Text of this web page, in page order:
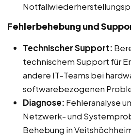
Fehlerbehebung und
Technischer Support:
technischem Support für
andere IT-Teams bei
softwarebezogenen
Diagnose: Fehleranalyse
Netzwerk- und
Behebung in